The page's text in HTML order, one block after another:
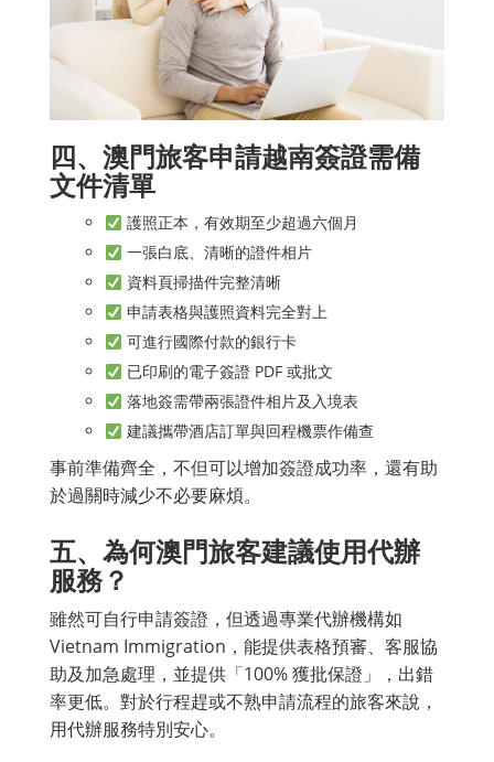
四、澳門旅客申請越南簽證需備
文件清單
護照正本，有效期至少超過六個月
一張白底、清晰的證件相片
資料頁掃描件完整清晰
申請表格與護照資料完全對上
可進行國際付款的銀行卡
已印刷的電子簽證 PDF 或批文
落地簽需帶兩張證件相片及入境表
建議攜帶酒店訂單與回程機票作備查
事前準備齊全，不但可以增加簽證成功率，還有助
於過關時減少不必要麻煩。
五、為何澳門旅客建議使用代辦
服務？
雖然可自行申請簽證，但透過專業代辦機構如
Vietnam Immigration，能提供表格預審、客服協
助及加急處理，並提供「100% 獲批保證」，出錯
率更低。對於行程趕或不熟申請流程的旅客來說，
用代辦服務特別安心。